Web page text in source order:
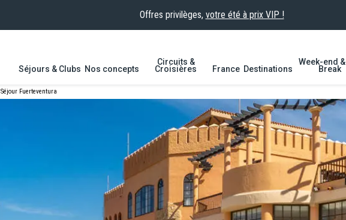
Offres privilèges, votre été à prix VIP !
Séjours & Clubs Nos concepts
Circuits &
Croisières France Destinations
Week-end
Break
Séjour Fuerteventura